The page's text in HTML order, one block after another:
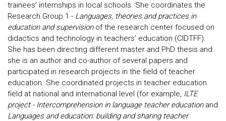
trainees’ internships in local schools. She coordinates the
Research Group 1 - Languages, theories and practices in
education and supervisionof the research center focused on
didactics and technology in teachers’ education (CIDTFF).
She has been directing different master and PhD thesis and
she is an author and co-author of several papers and
participated in research projects in the field of teacher
education. She coordinated projects in teacher education
field at national and international level (for example, ILTE
project - Intercomprehension in language teacher educationand
Languages and education: building and sharing teacher